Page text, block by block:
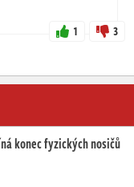
1 3
konec fyzických nosičů